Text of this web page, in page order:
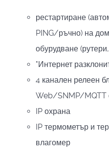
рестартиране
PING/ръчно) на
обурудване
"Интернет
4 канален релеен
Web/SNMP/MQTT
IP охрана
IP термометър и
влагомер